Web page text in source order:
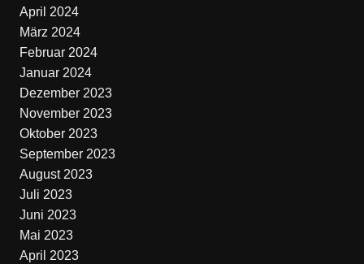
April 2024
März 2024
Februar 2024
Januar 2024
Dezember 2023
November 2023
Oktober 2023
September 2023
August 2023
Juli 2023
Juni 2023
Mai 2023
April 2023